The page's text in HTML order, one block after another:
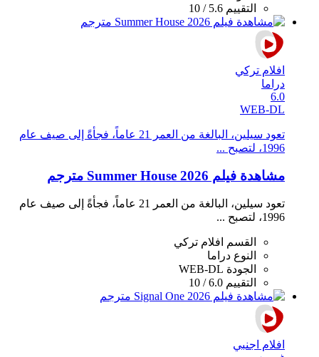
التقييم 5.6 / 10
افلام تركي
دراما
6.0
WEB-DL
تعود سيلين، البالغة من العمر 21 عاماً، فجأةً إلى صيف عام
1996، لتصبح ...
مشاهدة فيلم Summer House 2026 مترجم
تعود سيلين، البالغة من العمر 21 عاماً، فجأةً إلى صيف عام
1996، لتصبح ...
القسم افلام تركي
النوع دراما
الجودة WEB-DL
التقييم 6.0 / 10
افلام اجنبي